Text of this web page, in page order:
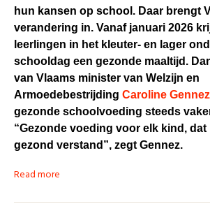
hun kansen op school. Daar brengt
verandering in. Vanaf januari 2026
leerlingen in het kleuter- en lager
schooldag een gezonde maaltijd.
van Vlaams minister van Welzijn en
Armoedebestrijding Caroline Gennez
gezonde schoolvoeding steeds
“Gezonde voeding voor elk kind, dat
gezond verstand”, zegt Gennez.
Read more